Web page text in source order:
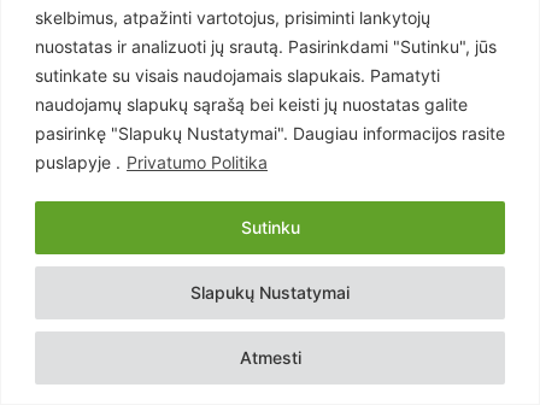
skelbimus, atpažinti vartotojus, prisiminti lankytojų
nuostatas ir analizuoti jų srautą. Pasirinkdami "Sutinku", jūs
sutinkate su visais naudojamais slapukais. Pamatyti
naudojamų slapukų sąrašą bei keisti jų nuostatas galite
pasirinkę "Slapukų Nustatymai". Daugiau informacijos rasite
puslapyje . Privatumo Politika
Slapukų Nustatymai
Atmesti
Sutinku
- Reklama -